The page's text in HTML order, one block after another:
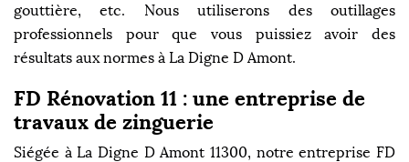
gouttière, etc. Nous utiliserons des outillages
professionnels pour que vous puissiez avoir des
résultats aux normes à La Digne D Amont.
FD Rénovation 11 : une entreprise de
travaux de zinguerie
Siégée à La Digne D Amont 11300, notre entreprise FD